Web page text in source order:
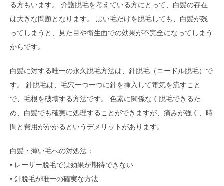
る方もいます。 介護脱毛を考えている方にとって、白髪の存在
は大きな問題となります。 黒い毛だけを脱毛しても、白髪が残
ってしまうと、見た目や衛生面での効果が不完全になってしまう
からです。
白髪に対する唯一の永久脱毛方法は、針脱毛（ニードル脱毛）で
す。 針脱毛は、毛穴一つ一つに針を挿入して電気を流すこと
で、毛根を破壊する方法です。 色素に関係なく脱毛できるた
め、白髪でも確実に処理することができますが、痛みが強く、時
間と費用がかかるというデメリットがあります。
白髪・薄い毛への対処法：
• レーザー脱毛では効果が期待できない
• 針脱毛が唯一の確実な方法